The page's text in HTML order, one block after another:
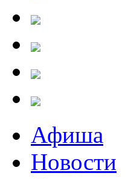
Афиша
Новости